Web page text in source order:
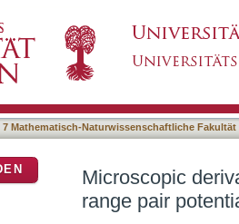
7 Mathematisch-Naturwissenschaftliche Fakultät
Microscopic
range pair